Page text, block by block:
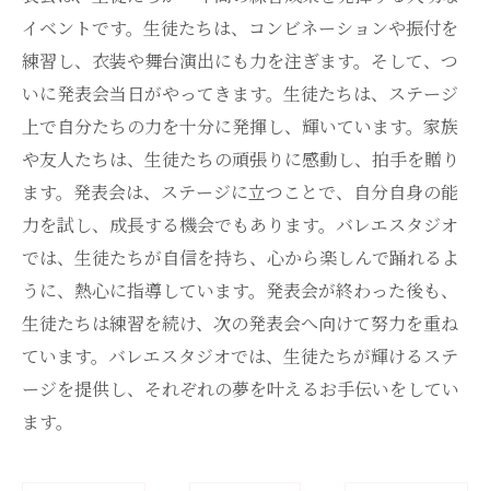
イベントです。生徒たちは、コンビネーションや振付を
練習し、衣装や舞台演出にも力を注ぎます。そして、つ
いに発表会当日がやってきます。生徒たちは、ステージ
上で自分たちの力を十分に発揮し、輝いています。家族
や友人たちは、生徒たちの頑張りに感動し、拍手を贈り
ます。発表会は、ステージに立つことで、自分自身の能
力を試し、成長する機会でもあります。バレエスタジオ
では、生徒たちが自信を持ち、心から楽しんで踊れるよ
うに、熱心に指導しています。発表会が終わった後も、
生徒たちは練習を続け、次の発表会へ向けて努力を重ね
ています。バレエスタジオでは、生徒たちが輝けるステ
ージを提供し、それぞれの夢を叶えるお手伝いをしてい
ます。